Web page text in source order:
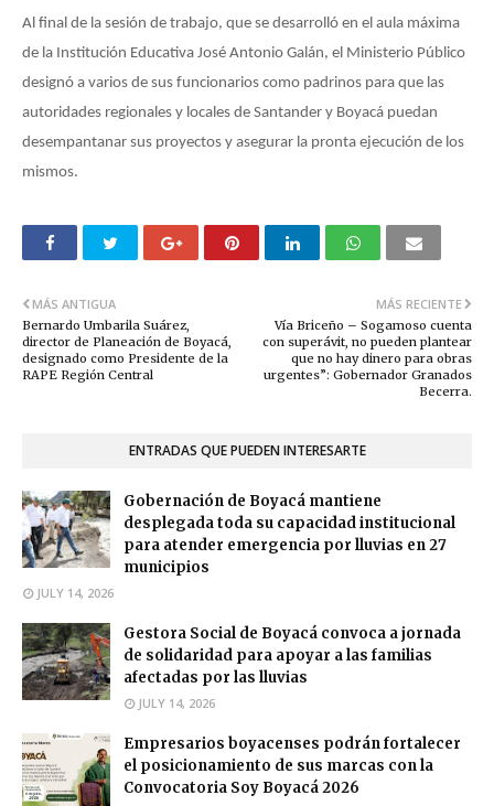
Al final de la sesión de trabajo, que se desarrolló en el aula máxima
de la Institución Educativa José Antonio Galán, el Ministerio Público
designó a varios de sus funcionarios como padrinos para que las
autoridades regionales y locales de Santander y Boyacá puedan
desempantanar sus proyectos y asegurar la pronta ejecución de los
mismos.
MÁS RECIENTE
Vía Briceño – Sogamoso cuenta
con superávit, no pueden plantear
que no hay dinero para obras
urgentes”: Gobernador Granados
Becerra.
MÁS ANTIGUA
Bernardo Umbarila Suárez,
director de Planeación de Boyacá,
designado como Presidente de la
RAPE Región Central
ENTRADAS QUE PUEDEN INTERESARTE
Gobernación de Boyacá mantiene
desplegada toda su capacidad institucional
para atender emergencia por lluvias en 27
municipios
JULY 14, 2026
Gestora Social de Boyacá convoca a jornada
de solidaridad para apoyar a las familias
afectadas por las lluvias
JULY 14, 2026
Empresarios boyacenses podrán fortalecer
el posicionamiento de sus marcas con la
Convocatoria Soy Boyacá 2026